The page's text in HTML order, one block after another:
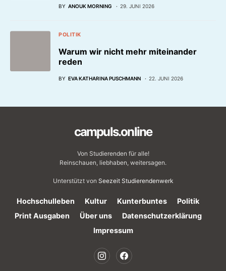
BY ANOUK MORNING 29. JUNI 2026
POLITIK
Warum wir nicht mehr miteinander
reden
BY EVA KATHARINA PUSCHMANN 22. JUNI 2026
campuls.online
Von Studierenden für alle!
Reinschauen, liebhaben, weitersagen.
Unterstützt von Seezeit Studierendenwerk
Hochschulleben Kultur Kunterbuntes
Politik
Print Ausgaben
Über uns
Datenschutzerklärung
Impressum